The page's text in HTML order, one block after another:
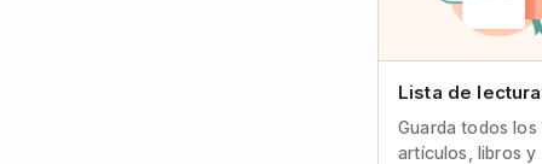
Lista de
Guarda todos los
artículos, libros y